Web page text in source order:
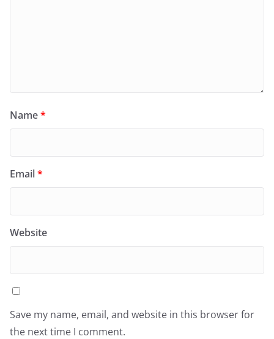
Name*
Email*
Website
Save my name, email, and website in this browser for
the next time I comment.